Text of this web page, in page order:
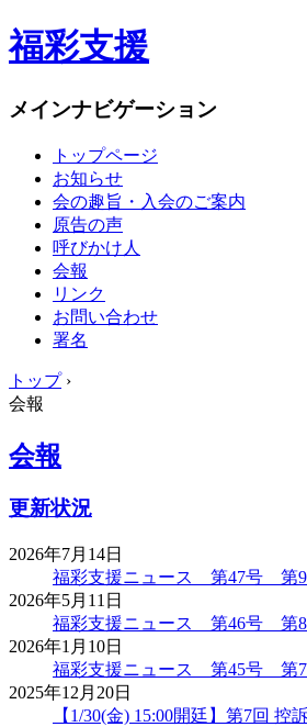
福彩支援
メインナビゲーション
トップページ
お知らせ
会の趣旨・入会のご案内
原告の声
呼びかけ人
会報
リンク
お問い合わせ
署名
トップ›
会報
会報
更新状況
2026年7月14日
福彩支援ニュース 第47号 第9
2026年5月11日
福彩支援ニュース 第46号 第8
2026年1月10日
福彩支援ニュース 第45号 第7
2025年12月20日
【1/30(金) 15:00開廷】第7回 控